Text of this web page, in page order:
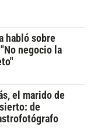
habló sobre
negocio la
el marido de
de